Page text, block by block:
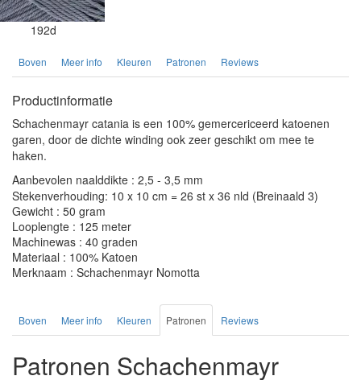
192d
Boven Meer info Kleuren Patronen Reviews
Productinformatie
Schachenmayr catania is een 100% gemercericeerd katoenen
garen, door de dichte winding ook zeer geschikt om mee te
haken.
Aanbevolen naalddikte : 2,5 - 3,5 mm
Stekenverhouding: 10 x 10 cm = 26 st x 36 nld (Breinaald 3)
Gewicht : 50 gram
Looplengte : 125 meter
Machinewas : 40 graden
Materiaal : 100% Katoen
Merknaam : Schachenmayr Nomotta
Boven Meer info Kleuren Patronen Reviews
Patronen Schachenmayr